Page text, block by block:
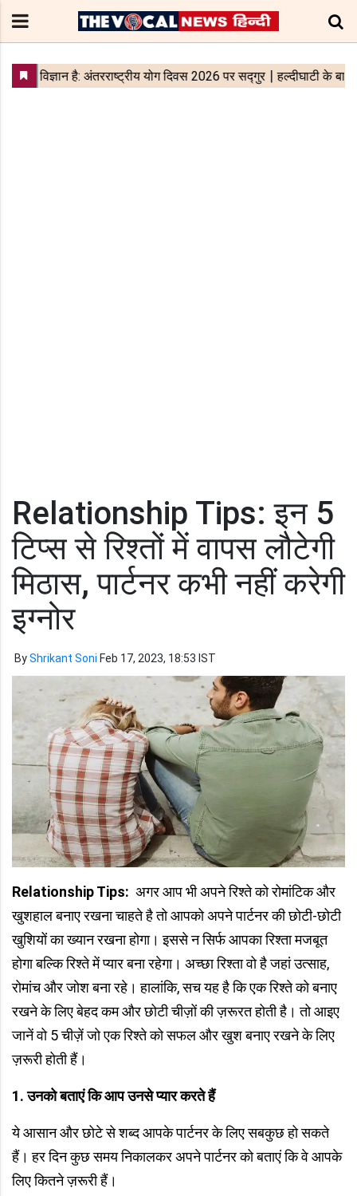
Relationship Tips: इन 5
टिप्स से रिश्तों में वापस लौटेगी
मिठास, पार्टनर कभी नहीं करेगी
इग्नोर
ByShrikant Soni Feb 17, 2023, 18:53 IST
Relationship Tips: अगर आप भी अपने रिश्ते को रोमांटिक और
खुशहाल बनाए रखना चाहते है तो आपको अपने पार्टनर की छोटी-छोटी
खुशियों का ख्यान रखना होगा। इससे न सिर्फ आपका रिश्ता मजबूत
होगा बल्कि रिश्ते में प्यार बना रहेगा। अच्छा रिश्ता वो है जहां उत्साह,
रोमांच और जोश बना रहे। हालांकि, सच यह है कि एक रिश्ते को बनाए
रखने के लिए बेहद कम और छोटी चीज़ों की ज़रूरत होती है। तो आइए
जानें वो 5 चीज़ें जो एक रिश्ते को सफल और खुश बनाए रखने के लिए
ज़रूरी होती हैं।
1.उनको बताएं कि आप उनसे प्यार करते हैं
ये आसान और छोटे से शब्द आपके पार्टनर के लिए सबकुछ हो सकते
हैं। हर दिन कुछ समय निकालकर अपने पार्टनर को बताएं कि वे आपके
लिए कितने ज़रूरी हैं।